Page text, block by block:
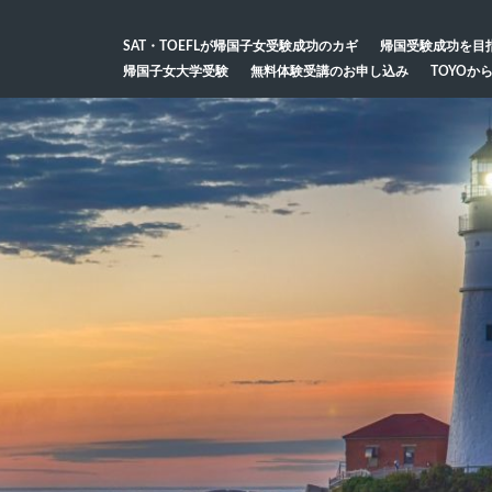
SAT・TOEFLが帰国子女受験成功のカギ
帰国受験成功を目
帰国子女大学受験
無料体験受講のお申し込み TOYOか